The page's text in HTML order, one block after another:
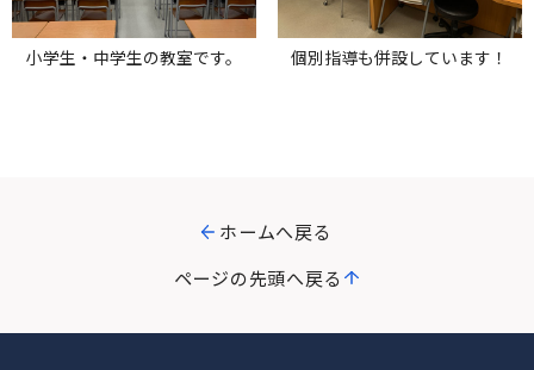
小学生・中学生の教室です。 個別指導も併設しています！
ホームへ戻る
ページの先頭へ戻る